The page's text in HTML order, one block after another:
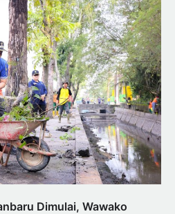
Dimulai, Wawako